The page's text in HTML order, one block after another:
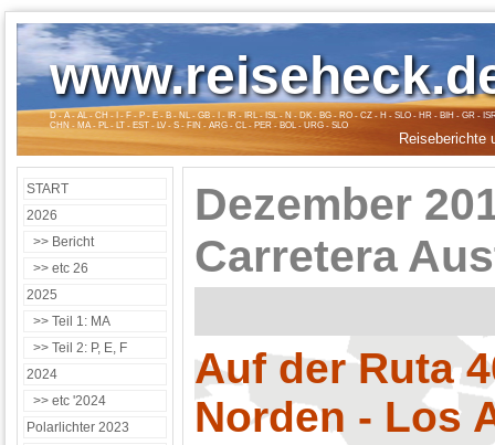
D - A - AL - CH - I - F - P - E - B - NL - GB - I - IR - IRL - ISL - N - DK - BG - RO - CZ - H - SLO - HR - BIH - GR -
CHN - MA - PL - LT - EST - LV - S - FIN - ARG - CL - PER - BOL - URG - SLO
Reiseberichte
START
2026
>> Bericht
>> etc 26
2025
>> Teil 1: MA
>> Teil 2: P, E, F
2024
>> etc '2024
Polarlichter 2023
Dezember
Carretera
Auf der Ruta
Norden - Los